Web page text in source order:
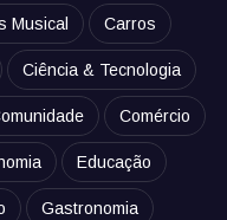
Musical Carros
Ciência & Tecnologia
Comércio
Educação
Gastronomia